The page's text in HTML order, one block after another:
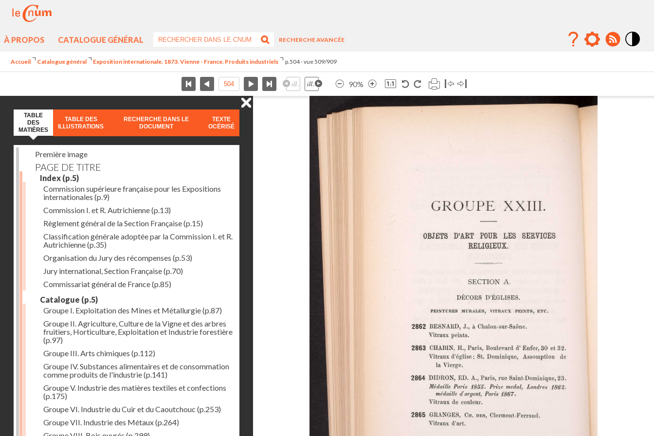
À PROPOS CATALOGUE GÉNÉRAL
RECHERCHE AVANCÉE
Accueil Catalogue général Exposition internationale. 1873. Vienne - France. Produits industriels p.504 - vue 509/909
90%
TABLE
DES
MATIÈRES
TABLE DES
ILLUSTRATIONS
RECHERCHE DANS LE
DOCUMENT
TEXTE
OCÉRISÉ
Première image
PAGE DE TITRE
Index (p.5)
Commission supérieure française pour les Expositions
internationales (p.9)
Commission I. et R. Autrichienne(p.13)
Règlement général de la Section Française(p.15)
Classification générale adoptée par la Commission I. et R.
Autrichienne(p.35)
Organisation du Jury des récompenses (p.53)
Jury international, Section Française(p.70)
Commissariat général de France(p.85)
Catalogue (p.5)
Groupe I. Exploitation des Mines et Métallurgie(p.87)
Groupe II. Agriculture, Culture de la Vigne et des arbres
fruitiers, Horticulture, Exploitation et Industrie forestière
(p.97)
Groupe III. Arts chimiques (p.112)
Groupe IV. Substances alimentaires et de consommation
comme produits de l'industrie(p.141)
Groupe V. Industrie des matières textiles et confections
(p.175)
Groupe VI. Industrie du Cuir et du Caoutchouc (p.253)
Groupe VII. Industrie des Métaux(p.264)